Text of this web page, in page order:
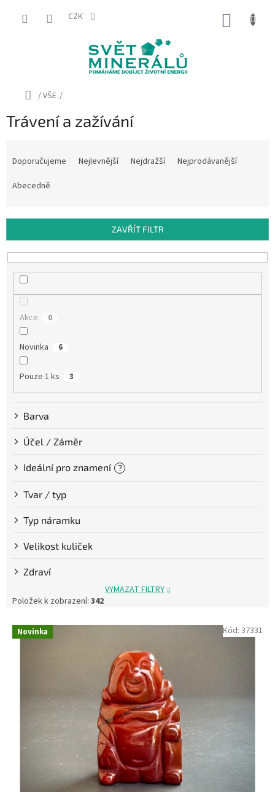
CZK
Domů
/VŠE /
Trávení a zažívání
r
o
Doporučujeme Nejlevnější Nejdražší
Nejprodávanější
Abecedně
ZAVŘÍT FILTR
Akce 0
Novinka 6
Pouze 1 ks 3
Barva
Účel / Záměr
Ideální pro znamení ?
Tvar / typ
Typ náramku
Velikost kuliček
Zdraví
VYMAZAT FILTRY
Položek k zobrazení: 342
V Novinka Kód: 37331